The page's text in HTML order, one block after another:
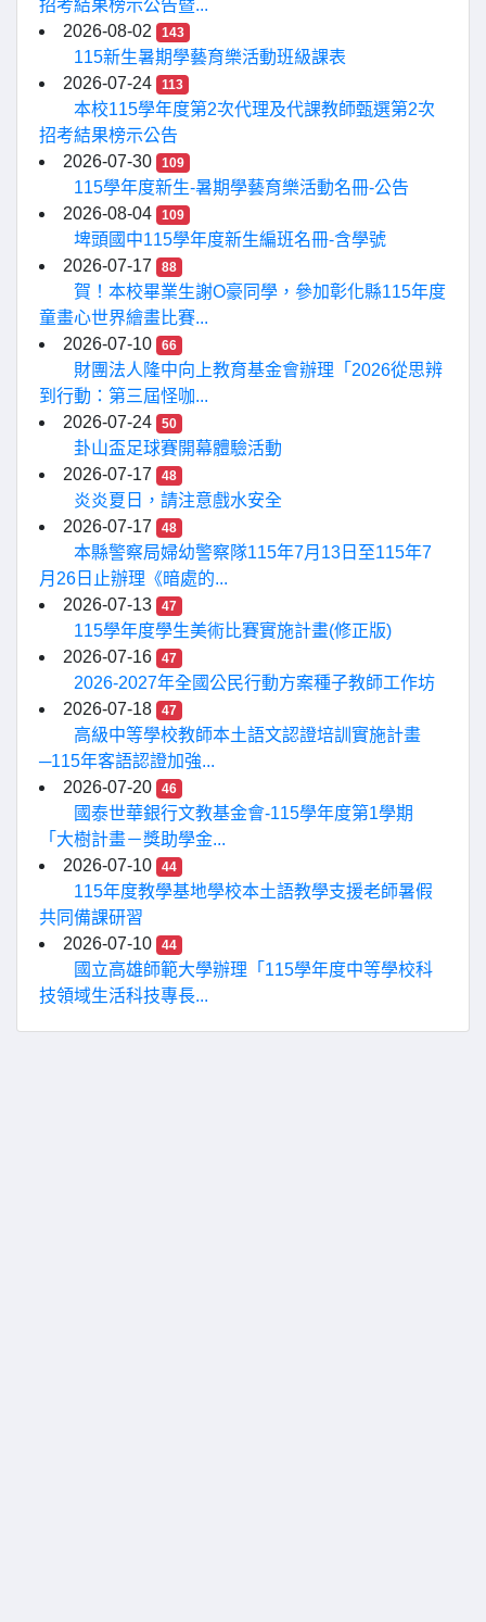
招考結果榜示公告暨...
2026-08-02
143
115新生暑期學藝育樂活動班級課表
2026-07-24
113
本校115學年度第2次代理及代課教師甄選第2次
招考結果榜示公告
2026-07-30
109
115學年度新生-暑期學藝育樂活動名冊-公告
2026-08-04
109
埤頭國中115學年度新生編班名冊-含學號
2026-07-17
88
賀！本校畢業生謝O豪同學，參加彰化縣115年度
童畫心世界繪畫比賽...
2026-07-10
66
財團法人隆中向上教育基金會辦理「2026從思辨
到行動：第三屆怪咖...
2026-07-24
50
卦山盃足球賽開幕體驗活動
2026-07-17
48
炎炎夏日，請注意戲水安全
2026-07-17
48
本縣警察局婦幼警察隊115年7月13日至115年7
月26日止辦理《暗處的...
2026-07-13
47
115學年度學生美術比賽實施計畫(修正版)
2026-07-16
47
2026-2027年全國公民行動方案種子教師工作坊
2026-07-18
47
高級中等學校教師本土語文認證培訓實施計畫
─115年客語認證加強...
2026-07-20
46
國泰世華銀行文教基金會-115學年度第1學期
「大樹計畫－獎助學金...
2026-07-10
44
115年度教學基地學校本土語教學支援老師暑假
共同備課研習
2026-07-10
44
國立高雄師範大學辦理「115學年度中等學校科
技領域生活科技專長...